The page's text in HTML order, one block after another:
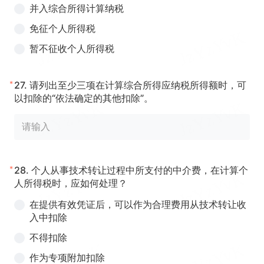
并入综合所得计算纳税
免征个人所得税
暂不征收个人所得税
* 27. 请列出至少三项在计算综合所得应纳税所得额时，可
以扣除的“依法确定的其他扣除”。
* 28. 个人从事技术转让过程中所支付的中介费，在计算个
人所得税时，应如何处理？
在提供有效凭证后，可以作为合理费用从技术转让收
入中扣除
不得扣除
作为专项附加扣除